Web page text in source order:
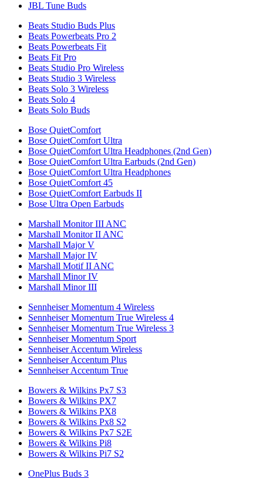
JBL Tune Buds
Beats Studio Buds Plus
Beats Powerbeats Pro 2
Beats Powerbeats Fit
Beats Fit Pro
Beats Studio Pro Wireless
Beats Studio 3 Wireless
Beats Solo 3 Wireless
Beats Solo 4
Beats Solo Buds
Bose QuietComfort
Bose QuietComfort Ultra
Bose QuietComfort Ultra Headphones (2nd Gen)
Bose QuietComfort Ultra Earbuds (2nd Gen)
Bose QuietComfort Ultra Headphones
Bose QuietComfort 45
Bose QuietComfort Earbuds II
Bose Ultra Open Earbuds
Marshall Monitor III ANC
Marshall Monitor II ANC
Marshall Major V
Marshall Major IV
Marshall Motif II ANC
Marshall Minor IV
Marshall Minor III
Sennheiser Momentum 4 Wireless
Sennheiser Momentum True Wireless 4
Sennheiser Momentum True Wireless 3
Sennheiser Momentum Sport
Sennheiser Accentum Wireless
Sennheiser Accentum Plus
Sennheiser Accentum True
Bowers & Wilkins Px7 S3
Bowers & Wilkins PX7
Bowers & Wilkins PX8
Bowers & Wilkins Px8 S2
Bowers & Wilkins Px7 S2E
Bowers & Wilkins Pi8
Bowers & Wilkins Pi7 S2
OnePlus Buds 3